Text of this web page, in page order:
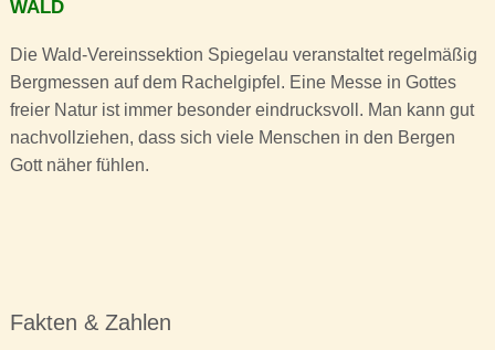
WALD
Die Wald-Vereinssektion Spiegelau veranstaltet regelmäßig
Bergmessen auf dem Rachelgipfel. Eine Messe in Gottes
freier Natur ist immer besonder eindrucksvoll. Man kann gut
nachvollziehen, dass sich viele Menschen in den Bergen
Gott näher fühlen.
Fakten & Zahlen